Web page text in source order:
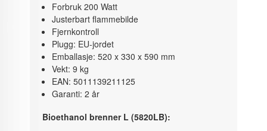
Forbruk 200 Watt
Justerbart flammebilde
Fjernkontroll
Plugg: EU-jordet
Emballasje: 520 x 330 x 590 mm
Vekt: 9 kg
EAN: 5011139211125
Garanti: 2 år
Bioethanol brenner L (5820LB):